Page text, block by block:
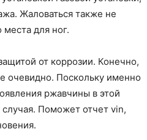
Жаловаться также не
для ног.
от коррозии. Конечно,
очевидно. Поскольку именно
ржавчины в этой
случая. Поможет отчет vin,